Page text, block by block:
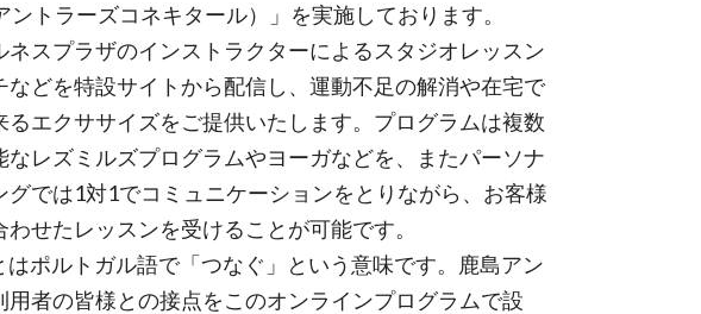
ントラーズコネキタール）」を実施しております。
ネスプラザのインストラクターによるスタジオレッスン
などを特設サイトから配信し、運動不足の解消や在宅で
るエクササイズをご提供いたします。プログラムは複数
なレズミルズプログラムやヨーガなどを、またパーソナ
グでは1対1でコミュニケーションをとりながら、お客様
せたレッスンを受けることが可能です。
ポルトガル語で「つなぐ」という意味です。鹿島アン
用者の皆様との接点をこのオンラインプログラムで設